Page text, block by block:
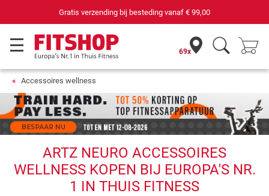
Gratis verzending bij besteding vanaf € 99,00
69x
Accessoires wellness
ARTZ NEURO ACCESSOIRES
WELLNESS KOPEN BIJ EUROPA'S NR.
1 IN THUIS FITNESS